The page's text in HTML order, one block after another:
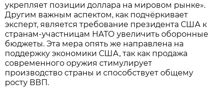
укрепляет позиции доллара на мировом рынке».
Другим важным аспектом, как подчёркивает
эксперт, является требование президента США к
странам-участницам НАТО увеличить оборонные
бюджеты. Эта мера опять же направлена на
поддержку экономики США, так как продажа
современного оружия стимулирует
производство страны и способствует общему
росту ВВП.